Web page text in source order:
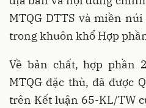
MTQG DTTS và miền
trong khuôn khổ Hợp
Về bản chất, hợp phần
MTQG đặc thù, đã được
trên Kết luận 65-KL/TW